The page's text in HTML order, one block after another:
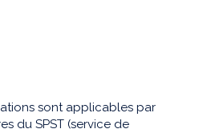
sont applicables par
du SPST (service de